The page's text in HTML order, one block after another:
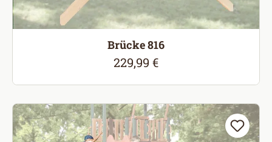
Brücke 816
Regulärer Preis:
229,99 €